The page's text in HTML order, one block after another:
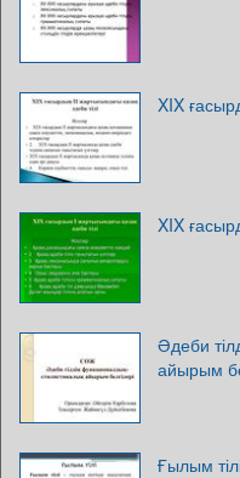
XIX
XIX
Әдеби
айырым
Ғылым